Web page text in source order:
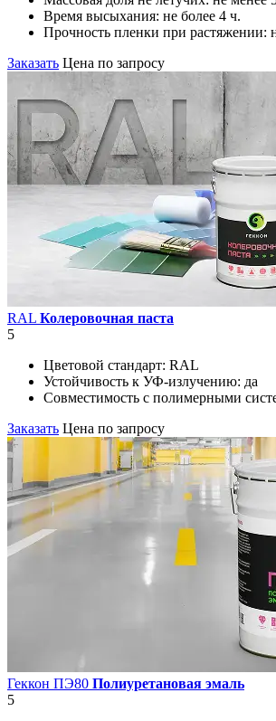
Время высыхания: не более 4 ч.
Прочность пленки при растяжении:
Заказать Цена по запросу
RAL Колеровочная паста
5
Цветовой стандарт: RAL
Устойчивость к УФ-излучению: да
Совместимость с полимерными
Заказать Цена по запросу
Геккон ПЭ80 Полиуретановая эмаль
5